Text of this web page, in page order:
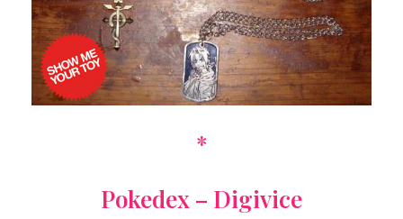
*
Pokedex – Digivice